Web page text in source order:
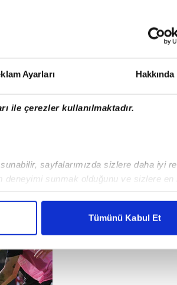
Ayarları Hakkında
ile çerezler kullanılmaktadır.
sayfalarımızda sizlere daha iyi
deneyimi sunmak olduğunu ve sizlere en
reklamların maliyetlerimizi
hedefli reklamlar gösterilmeyecektir."
kişilere ait çerezler
bilgi toplumu hizmetlerinin
Tümünü Kabul Et